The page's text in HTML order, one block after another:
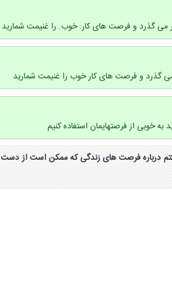
می گذرد و فرصت های کار. خوب. را غنیمت شمارید
می گذرد و فرصت های کار خوب را غنیمت شمارید
به خوبی از فرصتهایمان استفاده کنیم
پایه هفتم درباره فرصت های زندگی که ممکن است از دست